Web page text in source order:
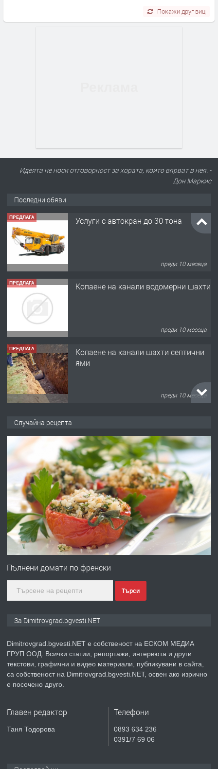
Покажи друг виц
Идеята не носи отговорност за хората, които вярват в нея. -
Дон Маркис
Последни обяви
ПРЕДЛАГА Услуги с автокран до 30 тона
преди 10 месеца
ПРЕДЛАГА Копаене на канали водомерни шахти
преди 10 месеца
ПРЕДЛАГА
Копаене на канали шахти септични
ями
преди 10 месеца
преди 11 месеца
ПРЕДЛАГА Онлайн магазин за всички!
преди 11 месеца
ПРЕДЛАГА Курс Помощник-възпитател
преди 4 месеца
ПРЕДЛАГА Професионални курсове
Ремонтирана къща в с. Ябълково,
Случайна рецепта
Пълнени домати по френски
Търси
За Dimitrovgrad.bgvesti.NET
Dimitrovgrad.bgvesti.NET е собственост на ЕСКОМ МЕДИА
ГРУП ООД. Всички статии, репортажи, интервюта и други
текстови, графични и видео материали, публикувани в сайта,
са собственост на Dimitrovgrad.bgvesti.NET, освен ако изрично
е посочено друго.
Главен редактор
Таня Тодорова
Телефони
0893 634 236
0391/7 69 06